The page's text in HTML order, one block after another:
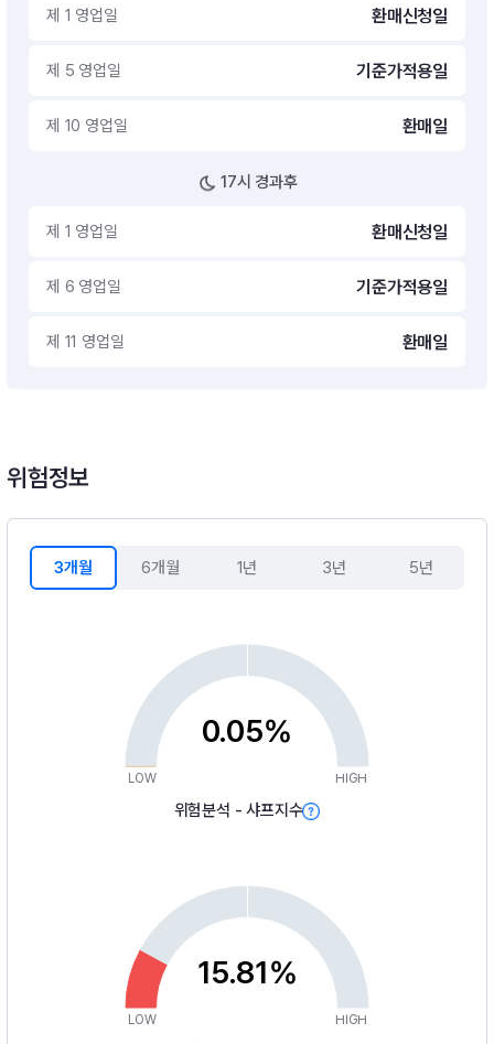
제 1 영업일 환매신청일
제 5 영업일 기준가적용일
제 10 영업일 환매일
17시 경과후
제 1 영업일 환매신청일
제 6 영업일 기준가적용일
제 11 영업일 환매일
위험정보
3개월 6개월 1년 3년 5년
0.05%
LOW HIGH
위험분석 - 샤프지수
15.81%
LOW HIGH